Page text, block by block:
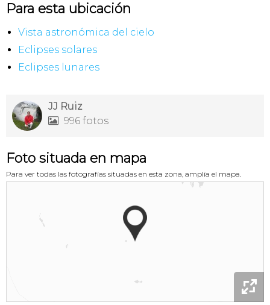
Para esta ubicación
Vista astronómica del cielo
Eclipses solares
Eclipses lunares
JJ Ruiz
 996 fotos
Foto situada en mapa
Para ver todas las fotografías situadas en esta zona, amplía el mapa.
